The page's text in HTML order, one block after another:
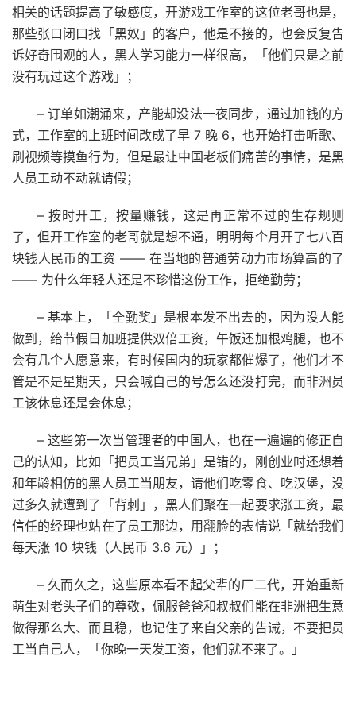
相关的话题提高了敏感度，开游戏工作室的这位老哥也是，
那些张口闭口找「黑奴」的客户，他是不接的，也会反复告
诉好奇围观的人，黑人学习能力一样很高，「他们只是之前
没有玩过这个游戏」；
– 订单如潮涌来，产能却没法一夜同步，通过加钱的方
式，工作室的上班时间改成了早 7 晚 6，也开始打击听歌、
刷视频等摸鱼行为，但是最让中国老板们痛苦的事情，是黑
人员工动不动就请假；
– 按时开工，按量赚钱，这是再正常不过的生存规则
了，但开工作室的老哥就是想不通，明明每个月开了七八百
块钱人民币的工资 —— 在当地的普通劳动力市场算高的了
—— 为什么年轻人还是不珍惜这份工作，拒绝勤劳；
– 基本上，「全勤奖」是根本发不出去的，因为没人能
做到，给节假日加班提供双倍工资，午饭还加根鸡腿，也不
会有几个人愿意来，有时候国内的玩家都催爆了，他们才不
管是不是星期天，只会喊自己的号怎么还没打完，而非洲员
工该休息还是会休息；
– 这些第一次当管理者的中国人，也在一遍遍的修正自
己的认知，比如「把员工当兄弟」是错的，刚创业时还想着
和年龄相仿的黑人员工当朋友，请他们吃零食、吃汉堡，没
过多久就遭到了「背刺」，黑人们聚在一起要求涨工资，最
信任的经理也站在了员工那边，用翻脸的表情说「就给我们
每天涨 10 块钱（人民币 3.6 元）」；
– 久而久之，这些原本看不起父辈的厂二代，开始重新
萌生对老头子们的尊敬，佩服爸爸和叔叔们能在非洲把生意
做得那么大、而且稳，也记住了来自父亲的告诫，不要把员
工当自己人，「你晚一天发工资，他们就不来了。」